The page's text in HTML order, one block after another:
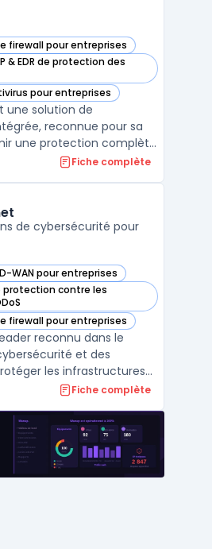
firewall pour entreprises
dans cette catégorie
& EDR de protection des
dans cette catégorie
pour entreprises
dans cette catégorie
une solution de
reconnue pour sa
une protection complète
réseaux, des endpoints et
la gestion de la
des so ...
Fiche complète
de cybersécurité pour
WAN pour entreprises
cette catégorie
protection contre les
cette catégorie
firewall pour entreprises
cette catégorie
reconnu dans le
et des
les infrastructures
Avec son
en sécurité réseau,
tout en assurant la
...
Fiche complète